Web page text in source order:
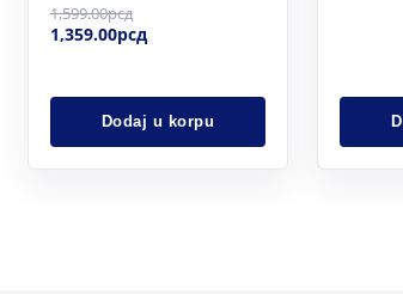
1,599.00рсд
1,359.00рсд
Dodaj u korpu